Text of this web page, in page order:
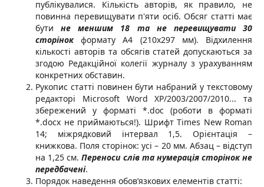
публікувалися. Кількість авторів, як правило, не
повинна перевищувати п'яти осіб. Обсяг статті має
бутине меншим 18 та не перевищувати 30
сторінокформату А4 (210х297 мм). Відхилення
кількості авторів та обсягів статей допускаються за
згодою Редакційної колегії журналу з урахуванням
конкретних обставин.
Рукопис статті повинен бути набраний у текстовому
редакторі Mіcrosoft Word XP/2003/2007/2010... та
збережений у форматі *.dос (роботи в форматі
*.docx не приймаються!). Шрифт Tіmes New Roman
14; міжрядковий інтервал 1,5. Орієнтація –
книжкова. Поля сторінок: усі – 20 мм. Абзац – відступ
на 1,25 см.Переноси слів та нумерація сторінок не
передбачені.
Порядок наведення обов’язкових елементів статті: